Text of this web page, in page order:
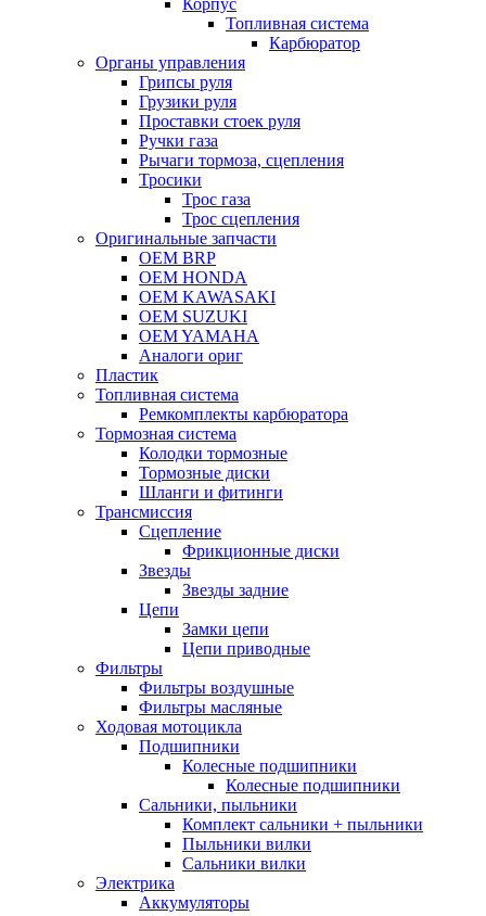
Корпус
Топливная система
Карбюратор
Органы управления
Грипсы руля
Грузики руля
Проставки стоек руля
Ручки газа
Рычаги тормоза, сцепления
Тросики
Трос газа
Трос сцепления
Оригинальные запчасти
OEM BRP
OEM HONDA
OEM KAWASAKI
OEM SUZUKI
OEM YAMAHA
Аналоги ориг
Пластик
Топливная система
Ремкомплекты карбюратора
Тормозная система
Колодки тормозные
Тормозные диски
Шланги и фитинги
Трансмиссия
Cцепление
Фрикционные диски
Звезды
Звезды задние
Цепи
Замки цепи
Цепи приводные
Фильтры
Фильтры воздушные
Фильтры масляные
Ходовая мотоцикла
Подшипники
Колесные подшипники
Колесные подшипники
Сальники, пыльники
Комплект сальники + пыльники
Пыльники вилки
Сальники вилки
Электрика
Аккумуляторы